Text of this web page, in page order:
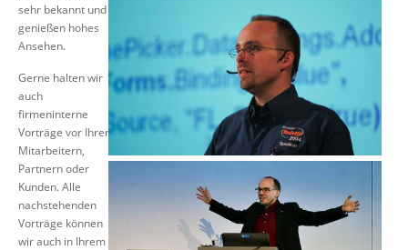
sehr bekannt und
genießen hohes
Ansehen.
Gerne halten wir
auch
firmeninterne
Vorträge vor Ihren
Mitarbeitern,
Partnern oder
Kunden. Alle
nachstehenden
Vorträge können
wir auch in Ihrem